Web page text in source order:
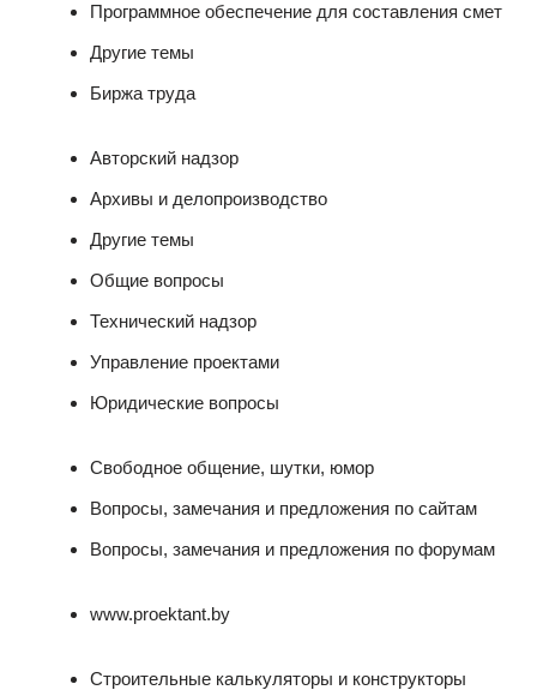
Программное обеспечение для составления смет
Другие темы
Биржа труда
Авторский надзор
Архивы и делопроизводство
Другие темы
Общие вопросы
Технический надзор
Управление проектами
Юридические вопросы
Свободное общение, шутки, юмор
Вопросы, замечания и предложения по сайтам
Вопросы, замечания и предложения по форумам
www.proektant.by
Строительные калькуляторы и конструкторы